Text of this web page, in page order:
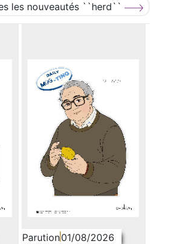
les nouveautés ``herd``
Parution01/08/2026